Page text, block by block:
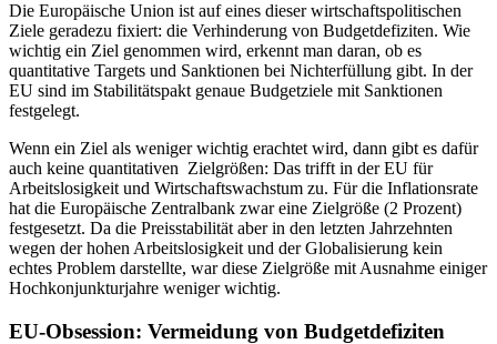
Die Europäische Union ist auf eines dieser wirtschaftspolitischen
Ziele geradezu fixiert: die Verhinderung von Budgetdefiziten. Wie
wichtig ein Ziel genommen wird, erkennt man daran, ob es
quantitative Targets und Sanktionen bei Nichterfüllung gibt. In der
EU sind im Stabilitätspakt genaue Budgetziele mit Sanktionen
festgelegt.
Wenn ein Ziel als weniger wichtig erachtet wird, dann gibt es dafür
auch keine quantitativen Zielgrößen: Das trifft in der EU für
Arbeitslosigkeit und Wirtschaftswachstum zu. Für die Inflationsrate
hat die Europäische Zentralbank zwar eine Zielgröße (2 Prozent)
festgesetzt. Da die Preisstabilität aber in den letzten Jahrzehnten
wegen der hohen Arbeitslosigkeit und der Globalisierung kein
echtes Problem darstellte, war diese Zielgröße mit Ausnahme einiger
Hochkonjunkturjahre weniger wichtig.
EU-Obsession: Vermeidung von Budgetdefiziten